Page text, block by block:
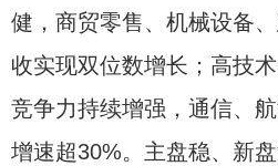
健，商贸零售、机械设备
收实现双位数增长；高技
竞争力持续增强，通信、
增速超30%。主盘稳、新